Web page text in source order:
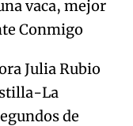
vaca, mejor
Conmigo
Julia Rubio
La
de